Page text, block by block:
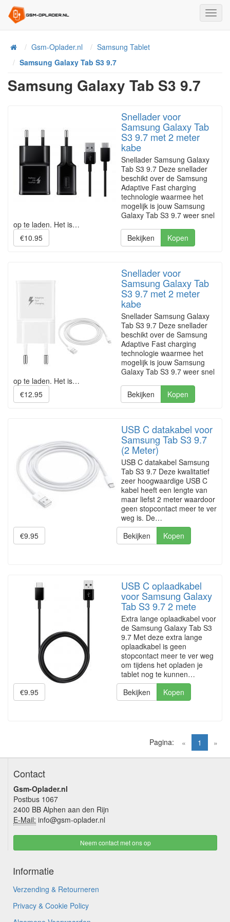
HomeGsm-Oplader.nl
Samsung Tablet
Samsung Galaxy Tab S3 9.7
Samsung Galaxy Tab S3 9.7
Snellader voor
Samsung Galaxy Tab
S3 9.7 met 2 meter
kabe
Snellader Samsung Galaxy
Tab S3 9.7 Deze snellader
beschikt over de Samsung
Adaptive Fast charging
technologie waarmee het
mogelijk is jouw Samsung
Galaxy Tab S3 9.7 weer snel
op te laden. Het is…
€10.95
Bekijken Kopen
Snellader voor
Samsung Galaxy Tab
S3 9.7 met 2 meter
kabe
Snellader Samsung Galaxy
Tab S3 9.7 Deze snellader
beschikt over de Samsung
Adaptive Fast charging
technologie waarmee het
mogelijk is jouw Samsung
Galaxy Tab S3 9.7 weer snel
op te laden. Het is…
€12.95
Bekijken Kopen
USB C datakabel voor
Samsung Tab S3 9.7
(2 Meter)
USB C datakabel Samsung
Tab S3 9.7 Deze kwalitatief
zeer hoogwaardige USB C
kabel heeft een lengte van
maar liefst 2 meter waardoor
geen stopcontact meer te ver
weg is. De…
€9.95
Bekijken Kopen
USB C oplaadkabel
voor Samsung Galaxy
Tab S3 9.7 2 mete
Extra lange oplaadkabel voor
de Samsung Galaxy Tab S3
9.7 Met deze extra lange
oplaadkabel is geen
stopcontact meer te ver weg
om tijdens het opladen je
tablet nog te kunnen…
€9.95
Bekijken Kopen
« 1 (current)
»
Pagina:
Contact
Gsm-Oplader.nl
Postbus 1067
2400 BB Alphen aan den Rijn
E-Mail: info@gsm-oplader.nl
Neem contact met ons op
Informatie
Verzending & Retourneren
Privacy & Cookie Policy